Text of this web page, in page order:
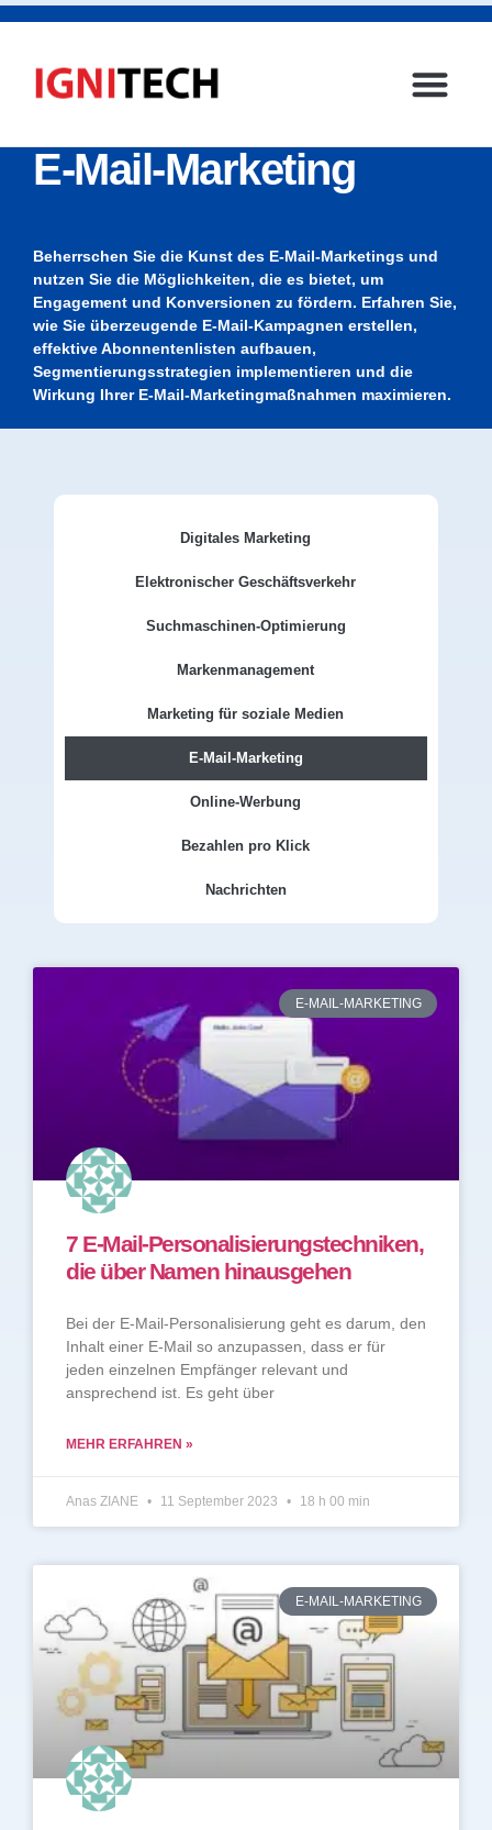
E-Mail-Marketing
Beherrschen Sie die Kunst des E-Mail-Marketings und
nutzen Sie die Möglichkeiten, die es bietet, um
Engagement und Konversionen zu fördern. Erfahren Sie,
wie Sie überzeugende E-Mail-Kampagnen erstellen,
effektive Abonnentenlisten aufbauen,
Segmentierungsstrategien implementieren und die
Wirkung Ihrer E-Mail-Marketingmaßnahmen maximieren.
Digitales Marketing
Elektronischer Geschäftsverkehr
Suchmaschinen-Optimierung
Markenmanagement
Marketing für soziale Medien
E-Mail-Marketing
Online-Werbung
Bezahlen pro Klick
Nachrichten
E-MAIL-MARKETING
7 E-Mail-Personalisierungstechniken,
die über Namen hinausgehen
Bei der E-Mail-Personalisierung geht es darum, den
Inhalt einer E-Mail so anzupassen, dass er für
jeden einzelnen Empfänger relevant und
ansprechend ist. Es geht über
MEHR ERFAHREN »
Anas ZIANE 11 September 2023 18 h 00 min
E-MAIL-MARKETING